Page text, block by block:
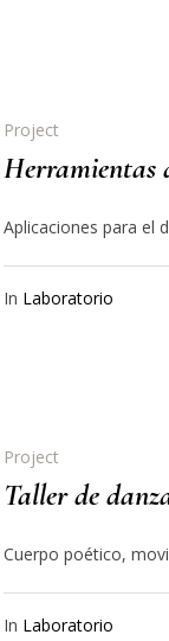
Project
Herramientas
Aplicaciones para el
In Laboratorio
Project
Taller de
Cuerpo poético,
In Laboratorio